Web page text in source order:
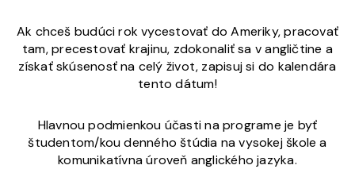
Ak chceš budúci rok vycestovať do Ameriky, pracovať
tam, precestovať krajinu, zdokonaliť sa v angličtine a
získať skúsenosť na celý život, zapisuj si do kalendára
tento dátum!
Hlavnou podmienkou účasti na programe je byť
študentom/kou denného štúdia na vysokej škole a
komunikatívna úroveň anglického jazyka.